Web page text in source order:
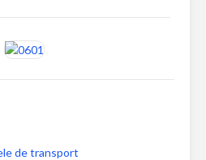
de transport